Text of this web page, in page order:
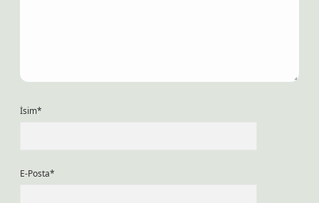
İsim*
E-Posta*